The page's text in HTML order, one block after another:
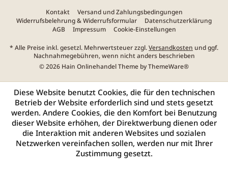
Kontakt
Versand und Zahlungsbedingungen
Widerrufsbelehrung & Widerrufsformular
Datenschutzerklärung
AGB
Impressum Cookie-Einstellungen
* Alle Preise inkl. gesetzl. Mehrwertsteuer zzgl.Versandkosten und ggf.
Nachnahmegebühren, wenn nicht anders beschrieben
© 2026 Hain Onlinehandel Theme byThemeWare®
Diese Website benutzt Cookies, die für den technischen
Betrieb der Website erforderlich sind und stets gesetzt
werden. Andere Cookies, die den Komfort bei Benutzung
dieser Website erhöhen, der Direktwerbung dienen oder
die Interaktion mit anderen Websites und sozialen
Netzwerken vereinfachen sollen, werden nur mit Ihrer
Zustimmung gesetzt.